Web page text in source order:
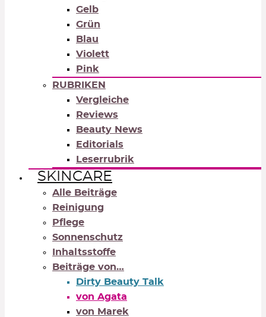
Gelb
Grün
Blau
Violett
Pink
RUBRIKEN
Vergleiche
Reviews
Beauty News
Editorials
Leserrubrik
SKINCARE
Alle Beiträge
Reinigung
Pflege
Sonnenschutz
Inhaltsstoffe
Beiträge von…
Dirty Beauty Talk
von Agata
von Marek